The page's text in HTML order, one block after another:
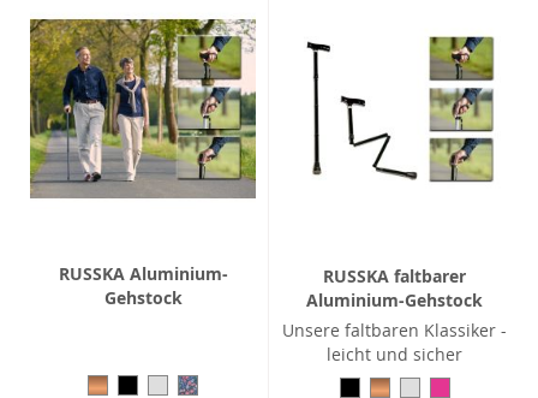
RUSSKA Aluminium-
Gehstock
RUSSKA faltbarer
Aluminium-Gehstock
Unsere faltbaren Klassiker -
leicht und sicher